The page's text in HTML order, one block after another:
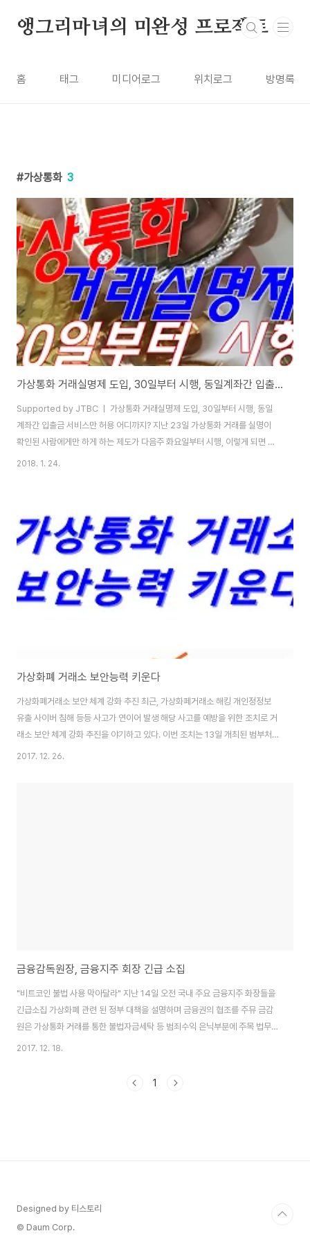
앵그리마녀의 미완성 프로젝트
홈 태그 미디어로그 위치로그 방명록
가상통화 3
가상통화 거래실명제 도입, 30일부터 시행, 동일계좌간 입출금 서비스만 허용 어디까지?
Supported by JTBC ㅣ 가상통화 거래실명제 도입, 30일부터 시행, 동일
계좌간 입출금 서비스만 허용 어디까지? 지난 23일 가상통화 거래를 실명이
확인된 사람에게만 하게 하는 제도가 다음주 화요일부터 시행, 이렇게 되면 기
존에 차단됐던 신규 투자자도 할 수 있게는 되는데요. 하지만 정부 방침에 따라
다. 실명확인 입출금 서비스는 본인 확인된 거래자의 은행계좌의 거래소의 동
일은행 계좌간 입출금만 허용하는 서비스입니다. [ 한번 만들어봐야겠다는 생
각이 듭니다. ] 실명확..
2018. 1. 24.
가상화폐 거래소 보안능력 키운다
가상화폐거래소 보안 체계 강화 추진 최근, 가상화페거래소 해킹 개인정정보
유출 사이버 침해 등등 사고가 연이어 발생 해당 사고를 예방을 위한 조치로 거
래소 보안 체계 강화 추진을 야기하고 있다. 이번 조치는 13일 개최된 범부처
'가상화폐 관련 긴급회의'의 연장선으로 진행 올해 점검을 진행 점검결과를 바
2017. 12. 26.
금융감독원장, 금융지주 회장 긴급 소집
"비트코인 불법 사용 막아달라" 지난 14일 오전 국내 주요 금융지주 화장들을
긴급소집 가상화폐 관련 된 정부 대책을 설명하며 금융권의 협조를 주뮤 금감
원은 가상통화 거래를 통한 불법자금세탁 등 범죄수익 은닉부분에 주목 법무부
장관, "비트코인 등 가상통화 범죄 엄정대처" ● 가상통화 채굴 빙자한 투자사
불법거래 ● 가상통화 거래를 통한 불법자금 세탁 ● 범죄수익은닉 ● 거래소
2017. 12. 18.
1
Designed by 티스토리
© Daum Corp.